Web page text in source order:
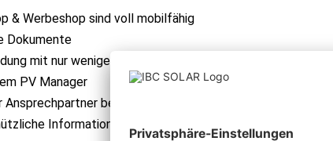
& Werbeshop sind voll mobilfähig
Dokumente
mit nur wenigen Klicks
PV Manager
bei IBC SOLAR
Informationen und Services